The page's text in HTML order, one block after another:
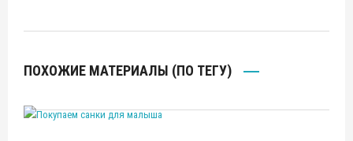
ПОХОЖИЕ МАТЕРИАЛЫ (ПО ТЕГУ)